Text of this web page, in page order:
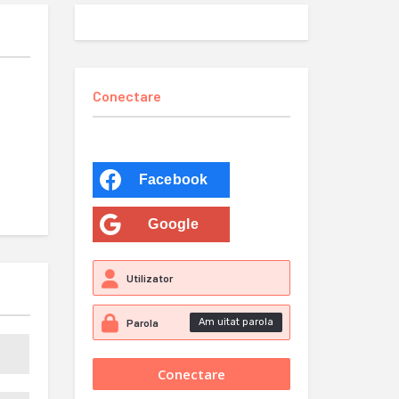
Conectare
Facebook
Google
Am uitat parola